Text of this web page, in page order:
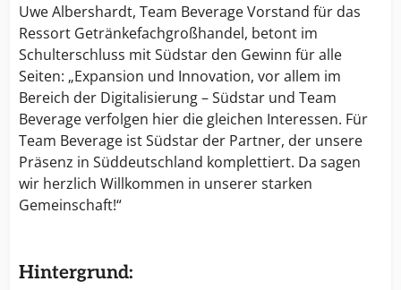
Uwe Albershardt, Team Beverage Vorstand für das
Ressort Getränkefachgroßhandel, betont im
Schulterschluss mit Südstar den Gewinn für alle
Seiten: „Expansion und Innovation, vor allem im
Bereich der Digitalisierung – Südstar und Team
Beverage verfolgen hier die gleichen Interessen. Für
Team Beverage ist Südstar der Partner, der unsere
Präsenz in Süddeutschland komplettiert. Da sagen
wir herzlich Willkommen in unserer starken
Gemeinschaft!“
Hintergrund: